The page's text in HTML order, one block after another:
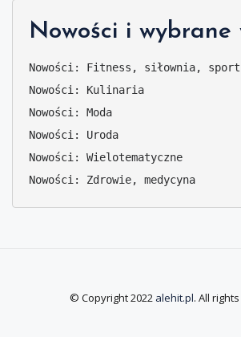
Nowości i wybrane
Nowości: Fitness, siłownia, sport
Nowości: Kulinaria
Nowości: Moda
Nowości: Uroda
Nowości: Wielotematyczne
Nowości: Zdrowie, medycyna
© Copyright 2022 alehit.pl. All